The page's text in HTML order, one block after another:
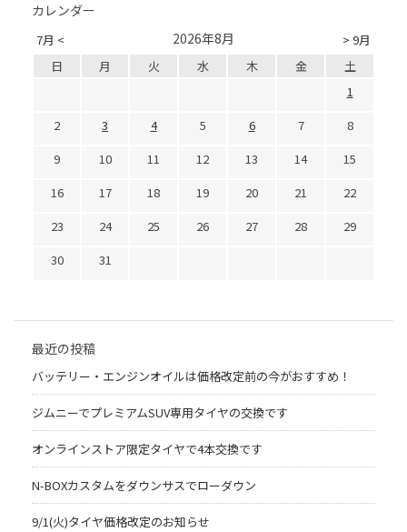
カレンダー
7月 < > 9月
2026年8月
日 月 火 水 木 金
土
1
2
3 4 5 6 7
8
9
10 11 12 13 14
15
16
17 18 19 20 21
22
23
24 25 26 27 28
29
30
31
最近の投稿
バッテリー・エンジンオイルは価格改定前の今がおすすめ！
ジムニーでプレミアムSUV専用タイヤの交換です
オンラインストア限定タイヤで4本交換です
N-BOXカスタムをダウンサスでローダウン
9/1(火)タイヤ価格改定のお知らせ